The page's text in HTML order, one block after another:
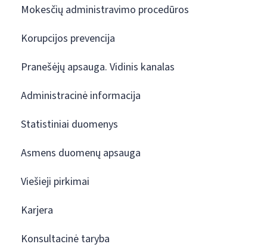
Mokesčių administravimo procedūros
Korupcijos prevencija
Pranešėjų apsauga. Vidinis kanalas
Administracinė informacija
Statistiniai duomenys
Asmens duomenų apsauga
Viešieji pirkimai
Karjera
Konsultacinė taryba